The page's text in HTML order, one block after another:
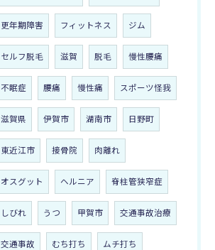
更年期障害 フィットネス ジム
セルフ脱毛 滋賀 脱毛 慢性腰痛
不眠症 腰痛 慢性痛 スポーツ怪我
滋賀県 伊賀市 湖南市 日野町
東近江市 接骨院 肉離れ
オスグット ヘルニア 脊柱管狭窄症
しびれ うつ 甲賀市 交通事故治療
交通事故 むち打ち ムチ打ち